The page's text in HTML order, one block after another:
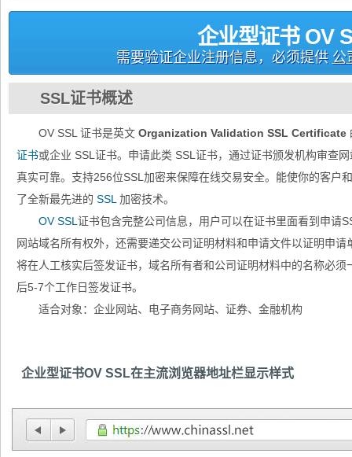
企业型证书 OV
需要验证企业注册信息，必须提供 公
SSL证书概述
OV SSL 证书是英文 Organization Validation SSL Certificate
证书或企业 SSL证书。申请此类 SSL证书，通过证书颁发机构审查
真实可靠。支持256位SSL加密来保障在线交易安全。能使你的客户
了全新最先进的 SSL 加密技术。
OV SSL 证书包含完整公司信息，用户可以在证书里面看到申请
网站域名所有权外，还需要递交公司证明材料和申请文件以证明申
将在人工核实后签发证书，域名所有者和公司证明材料中的名称必
后5-7个工作日签发证书。
适合对象：企业网站、电子商务网站、证券、金融机构
企业型证书OV SSL在主流浏览器地址栏显示样式